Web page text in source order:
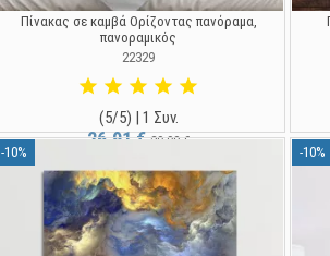
Πίνακας σε καμβά Ορίζοντας πανόραμα,
πανοραμικός
22329
(5/5) | 1 Συν.
26,91 €29,90 €
-10% -10%